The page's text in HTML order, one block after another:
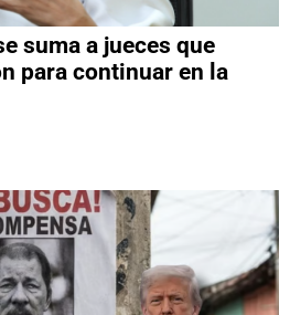
suma a jueces que
para continuar en la